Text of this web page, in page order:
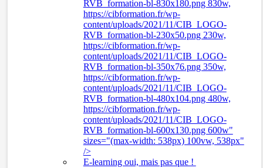
RVB_formation-bl-830x180.png 830w,
https://cibformation.fr/wp-
content/uploads/2021/11/CIB_LOGO-
RVB_formation-bl-230x50.png 230w,
https://cibformation.fr/wp-
content/uploads/2021/11/CIB_LOGO-
RVB_formation-bl-350x76.png 350w,
https://cibformation.fr/wp-
content/uploads/2021/11/CIB_LOGO-
RVB_formation-bl-480x104.png 480w,
https://cibformation.fr/wp-
content/uploads/2021/11/CIB_LOGO-
RVB_formation-bl-600x130.png 600w"
sizes="(max-width: 538px) 100vw, 538px"
/>
E-learning oui, mais pas que ! ​